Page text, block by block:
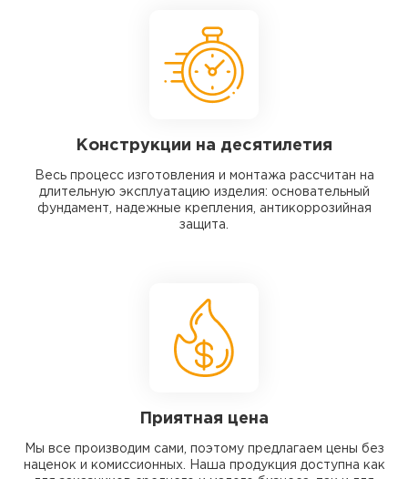
Конструкции на десятилетия
Весь процесс изготовления и монтажа рассчитан на
длительную эксплуатацию изделия: основательный
фундамент, надежные крепления, антикоррозийная
защита.
Приятная цена
Мы все производим сами, поэтому предлагаем цены без
наценок и комиссионных. Наша продукция доступна как